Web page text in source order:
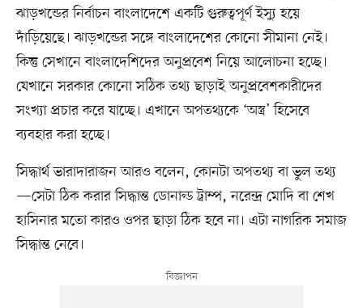
ঝাড়খন্ডের নির্বাচন বাংলাদেশে একটি গুরুত্বপূর্ণ ইস্যু হয়ে
দাঁড়িয়েছে। ঝাড়খন্ডের সঙ্গে বাংলাদেশের কোনো সীমানা নেই।
কিন্তু সেখানে বাংলাদেশিদের অনুপ্রবেশ নিয়ে আলোচনা হচ্ছে।
যেখানে সরকার কোনো সঠিক তথ্য ছাড়াই অনুপ্রবেশকারীদের
সংখ্যা প্রচার করে যাচ্ছে। এখানে অপতথ্যকে ‘অস্ত্র’ হিসেবে
ব্যবহার করা হচ্ছে।
সিদ্ধার্থ ভারাদারাজন আরও বলেন, কোনটা অপতথ্য বা ভুল তথ্য
—সেটা ঠিক করার সিদ্ধান্ত ডোনাল্ড ট্রাম্প, নরেন্দ্র মোদি বা শেখ
হাসিনার মতো কারও ওপর ছাড়া ঠিক হবে না। এটা নাগরিক সমাজ
সিদ্ধান্ত নেবে।